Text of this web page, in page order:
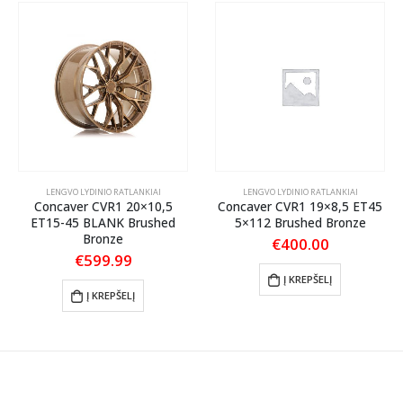
LENGVO LYDINIO RATLANKIAI
Concaver CVR1 20×10,5
ET15-45 BLANK Brushed
Bronze
€599.99
Į KREPŠELĮ
LENGVO LYDINIO RATLANKIAI
Concaver CVR1 19×8,5 ET45
5×112 Brushed Bronze
€400.00
Į KREPŠELĮ